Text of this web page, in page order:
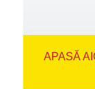
APASĂ